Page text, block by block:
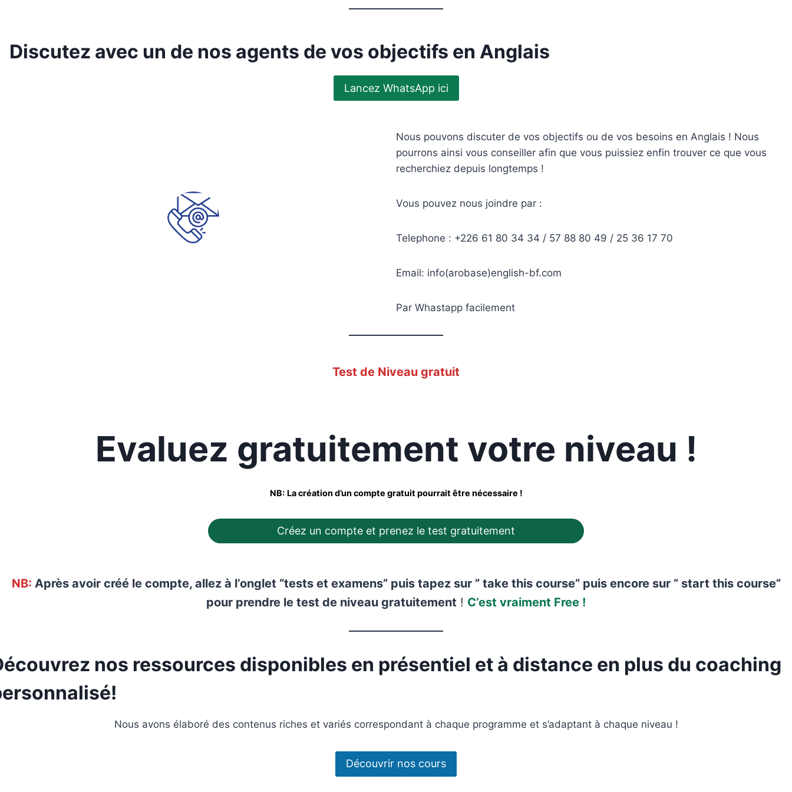
Discutez avec un de nos agents de vos objectifs en Anglais
Lancez WhatsApp ici
Nous pouvons discuter de vos objectifs ou de vos besoins en Anglais ! Nous
pourrons ainsi vous conseiller afin que vous puissiez enfin trouver ce que vous
recherchiez depuis longtemps !
Vous pouvez nous joindre par :
Telephone : +226 61 80 34 34 / 57 88 80 49 / 25 36 17 70
Email: info(arobase)english-bf.com
Par Whastapp facilement
Test de Niveau gratuit
Evaluez gratuitement votre niveau !
NB: La création d’un compte gratuit pourrait être nécessaire !
Créez un compte et prenez le test gratuitement
NB: Après avoir créé le compte, allez à l’onglet “tests et examens” puis tapez sur ” take this course” puis encore sur ” start this course”
pour prendre le test de niveau gratuitement ! C’est vraiment Free !
nos ressources disponibles en présentiel et à distance en plus du coaching
Nous avons élaboré des contenus riches et variés correspondant à chaque programme et s’adaptant à chaque niveau !
Découvrir nos cours